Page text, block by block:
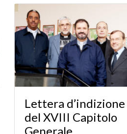
Lettera d’indizione
del XVIII Capitolo
Generale